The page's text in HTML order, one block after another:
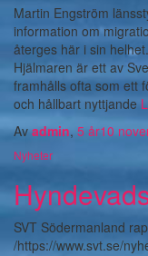
Martin Engström
information om
återges här i sin
Hjälmaren är ett av
framhålls ofta som ett
och hållbart nyttjande
Avadmin, 5 år10
Nyheter
SVT Södermanland
/https://www.svt.se/